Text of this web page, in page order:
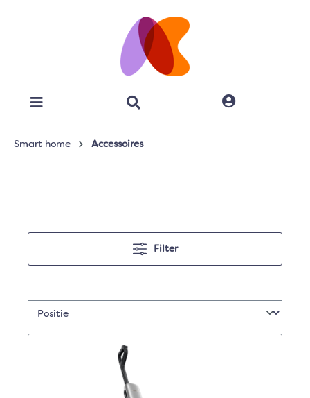
Smart home Accessoires
Filter